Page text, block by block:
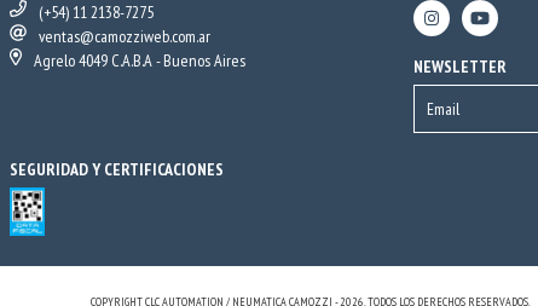
(+54) 11 2138-7275
ventas@camozziweb.com.ar
Agrelo 4049 C.A.B.A - Buenos Aires
NEWSLETTER
SEGURIDAD Y CERTIFICACIONES
COPYRIGHT CLC AUTOMATION / NEUMATICA CAMOZZI - 2026. TODOS LOS DERECHOS RESERVADOS.